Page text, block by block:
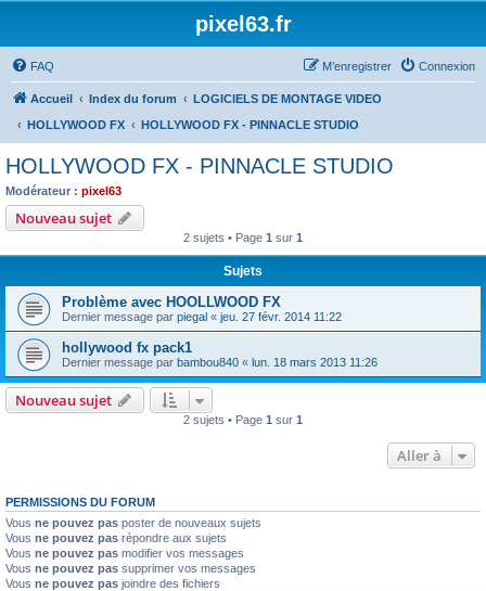
pixel63.fr
FAQ Connexion
M’enregistrer
Accueil Index du forum
LOGICIELS DE MONTAGE VIDEO
HOLLYWOOD FX
HOLLYWOOD FX - PINNACLE STUDIO
HOLLYWOOD FX - PINNACLE STUDIO
Modérateur : pixel63
Nouveau sujet
2 sujets • Page 1 sur 1
Sujets
Problème avec HOOLLWOOD FX
Dernier message par piegal « jeu. 27 févr. 2014 11:22
hollywood fx pack1
Dernier message par bambou840 « lun. 18 mars 2013 11:26
Nouveau sujet
2 sujets • Page 1 sur 1
Aller à
PERMISSIONS DU FORUM
Vous ne pouvez pas poster de nouveaux sujets
Vous ne pouvez pas répondre aux sujets
Vous ne pouvez pas modifier vos messages
Vous ne pouvez pas supprimer vos messages
Vous ne pouvez pas joindre des fichiers